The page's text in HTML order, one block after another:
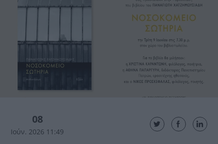
08
Ιούν. 2026 11:49